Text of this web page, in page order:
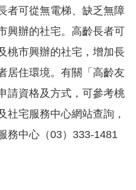
者可從無電梯、缺乏無障
興辦的社宅。高齡長者可
桃市興辦的社宅，增加長
居住環境。有關「高齡友
請資格及方式，可參考桃
社宅服務中心網站查詢，
務中心（03）333-1481